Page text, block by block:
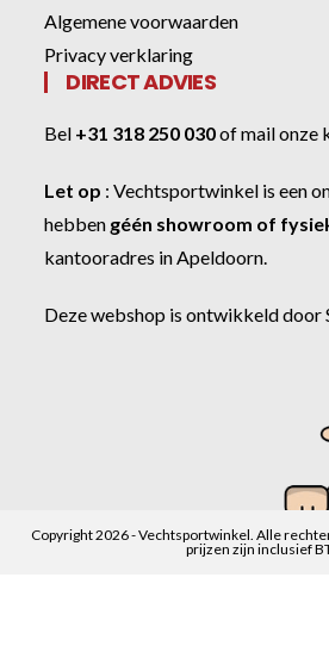
Algemene voorwaarden
Privacy verklaring
DIRECT ADVIES
Bel +31 318 250 030ofmail onze
Let op :Vechtsportwinkel is een
hebben géén showroom of
kantooradres in Apeldoorn.
Deze webshop is ontwikkeld door
Copyright 2026 - Vechtsportwinkel. Alle
prijzen zijn inclusief